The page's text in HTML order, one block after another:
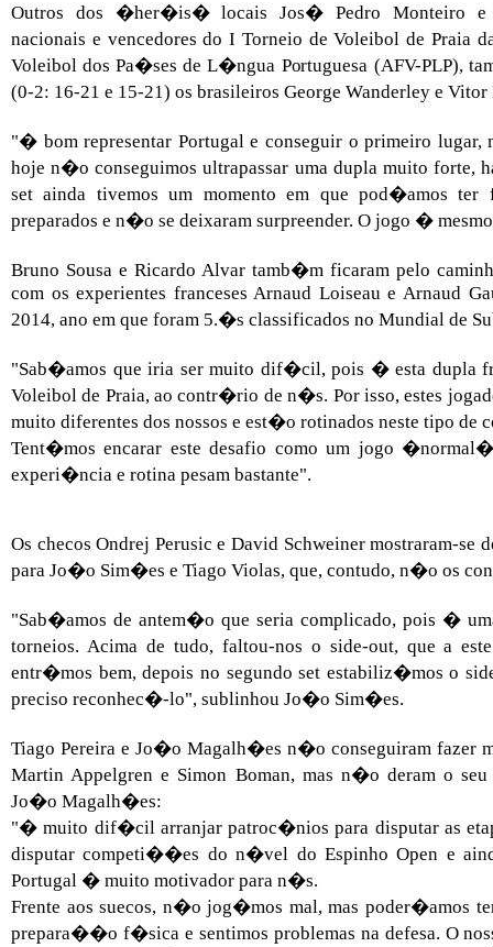
Outros dos �her�is� locais Jos� Pedro Monteiro e
nacionais e vencedores do I Torneio de Voleibol de
Voleibol dos Pa�ses de L�ngua Portuguesa (AFV-PLP),
(0-2: 16-21 e 15-21) os brasileiros George Wanderley e
"� bom representar Portugal e conseguir o primeiro
hoje n�o conseguimos ultrapassar uma dupla muito forte,
set ainda tivemos um momento em que pod�amos
preparados e n�o se deixaram surpreender. O jogo �
Bruno Sousa e Ricardo Alvar tamb�m ficaram pelo
com os experientes franceses Arnaud Loiseau e Arnaud
2014, ano em que foram 5.�s classificados no Mundial de
"Sab�amos que iria ser muito dif�cil, pois � esta dupla
Voleibol de Praia, ao contr�rio de n�s. Por isso, estes
muito diferentes dos nossos e est�o rotinados neste tipo
Tent�mos encarar este desafio como um jogo
experi�ncia e rotina pesam bastante".
Os checos Ondrej Perusic e David Schweiner mostraram-se
para Jo�o Sim�es e Tiago Violas, que, contudo, n�o os
"Sab�amos de antem�o que seria complicado, pois �
torneios. Acima de tudo, faltou-nos o side-out, que a
entr�mos bem, depois no segundo set estabiliz�mos o
preciso reconhec�-lo", sublinhou Jo�o Sim�es.
Tiago Pereira e Jo�o Magalh�es n�o conseguiram fazer
Martin Appelgren e Simon Boman, mas n�o deram o
Jo�o Magalh�es:
"� muito dif�cil arranjar patroc�nios para disputar as
disputar competi��es do n�vel do Espinho Open e
Portugal � muito motivador para n�s.
Frente aos suecos, n�o jog�mos mal, mas poder�amos
prepara��o f�sica e sentimos problemas na defesa. O